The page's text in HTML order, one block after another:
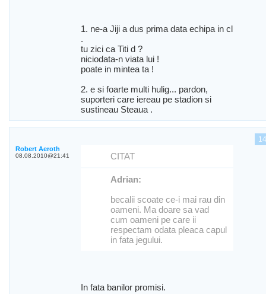
1. ne-a Jiji a dus prima data echipa in cl
.
tu zici ca Titi d ?
niciodata-n viata lui !
poate in mintea ta !
2. e si foarte multi hulig... pardon,
suporteri care iereau pe stadion si
sustineau Steaua .
14
Robert Aeroth
08.08.2010@21:41 CITAT
Adrian:
becalii scoate ce-i mai rau din
oameni. Ma doare sa vad
cum oameni pe care ii
respectam odata pleaca capul
in fata jegului.
In fata banilor promisi.